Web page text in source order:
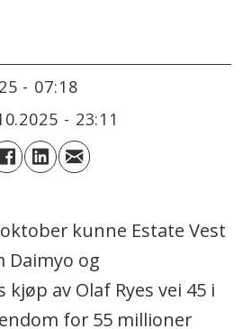
- 07:18
- 23:11
kunne Estate Vest
Daimyo og
av Olaf Ryes vei 45 i
for 55 millioner